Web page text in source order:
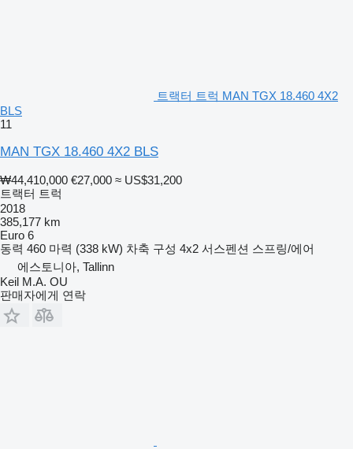
트랙터 트럭 MAN TGX 18.460 4X2
BLS
11
MAN TGX 18.460 4X2 BLS
₩44,410,000 €27,000 ≈ US$31,200
트랙터 트럭
2018
385,177 km
Euro 6
동력 460 마력 (338 kW) 차축 구성 4x2 서스펜션 스프링/에어
에스토니아, Tallinn
Keil M.A. OU
판매자에게 연락